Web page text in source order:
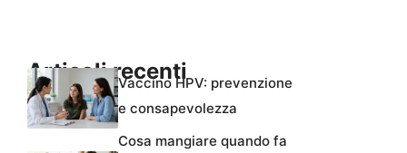
Articoli recentiVaccino HPV: prevenzione
e consapevolezza
Cosa mangiare quando fa